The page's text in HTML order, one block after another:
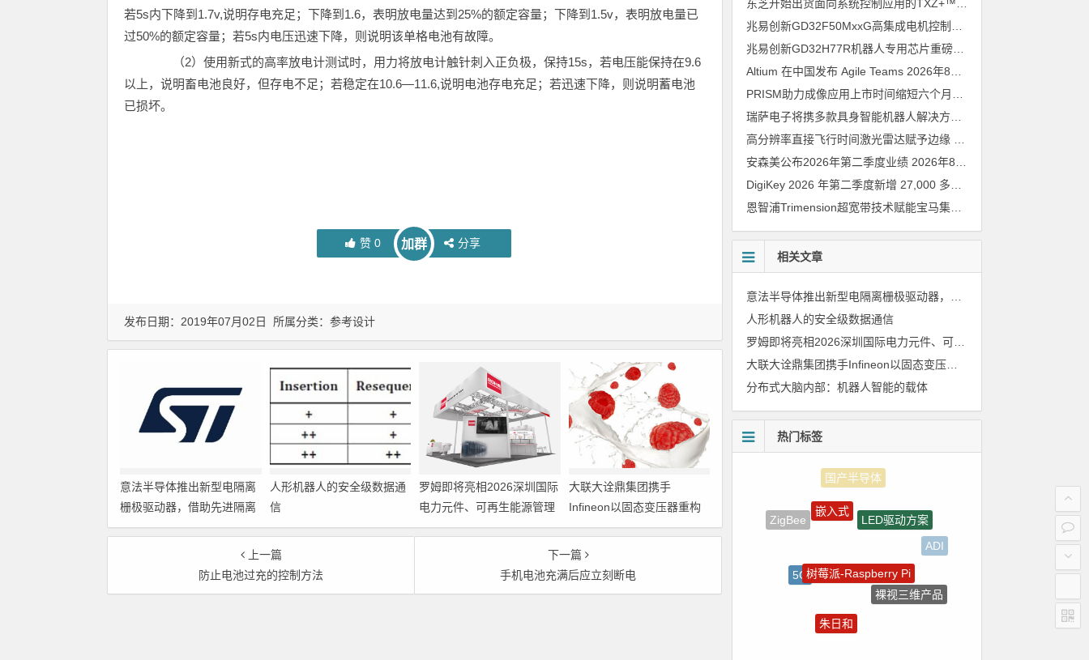
若5s内下降到1.7v,说明存电充足；下降到1.6，表明放电量达到25%的额定容量；下降到1.5v，表明放电量已
过50%的额定容量；若5s内电压迅速下降，则说明该单格电池有故障。
（2）使用新式的高率放电计测试时，用力将放电计触针刺入正负极，保持15s，若电压能保持在9.6
以上，说明畜电池良好，但存电不足；若稳定在10.6—11.6,说明电池存电充足；若迅速下降，则说明蓄电池
已损坏。
赞0 加群 分享
发布日期：2019年07月02日 所属分类： 参考设计
意法半导体推出新型电隔离
栅极驱动器，借助先进隔离
技术简化电源设计
人形机器人的安全级数据通
信
罗姆即将亮相2026深圳国际
电力元件、可再生能源管理
展览会暨研讨会
大联大诠鼎集团携手
Infineon以固态变压器重构
配电效率新标杆
上一篇
防止电池过充的控制方法
下一篇
手机电池充满后应立刻断电
兆易创新GD32H77R机器人专用芯片重磅亮相，精准赋能伺服驱动与关节控制
Altium 在中国发布 Agile Teams 2026年8月6日
安森美公布2026年第二季度业绩 2026年8月6日
恩智浦Trimension超宽带技术赋能宝马集团Digital Key Plus及生命体存在检测功能
相关文章
人形机器人的安全级数据通信
罗姆即将亮相2026深圳国际电力元件、可再生能源管理展览会暨研讨会
大联大诠鼎集团携手Infineon以固态变压器重构配电效率新标杆
分布式大脑内部：机器人智能的载体
热门标签
ZigBee
嵌入式
LED驱动方案
ADI
5G
裸视三维产品
Blackfin处理器
朱日和